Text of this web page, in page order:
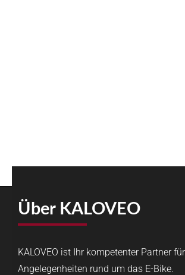
Über KALOVEO
KALOVEO ist Ihr kompetenter Partner
Angelegenheiten rund um das E-Bike.